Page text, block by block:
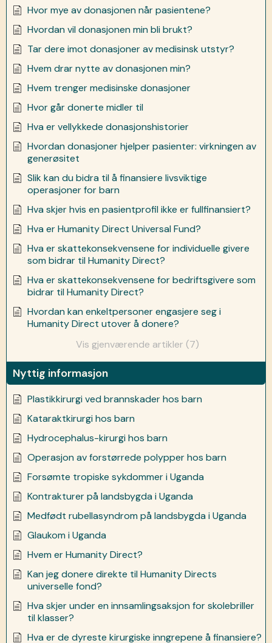
Hvor mye av donasjonen når pasientene?
Hvordan vil donasjonen min bli brukt?
Tar dere imot donasjoner av medisinsk utstyr?
Hvem drar nytte av donasjonen min?
Hvem trenger medisinske donasjoner
Hvor går donerte midler til
Hva er vellykkede donasjonshistorier
Hvordan donasjoner hjelper pasienter: virkningen av
generøsitet
Slik kan du bidra til å finansiere livsviktige
operasjoner for barn
Hva skjer hvis en pasientprofil ikke er fullfinansiert?
Hva er Humanity Direct Universal Fund?
Hva er skattekonsekvensene for individuelle givere
som bidrar til Humanity Direct?
Hva er skattekonsekvensene for bedriftsgivere som
bidrar til Humanity Direct?
Hvordan kan enkeltpersoner engasjere seg i
Humanity Direct utover å donere?
Vis gjenværende artikler (7)
Nyttig informasjon
Plastikkirurgi ved brannskader hos barn
Kataraktkirurgi hos barn
Hydrocephalus-kirurgi hos barn
Operasjon av forstørrede polypper hos barn
Forsømte tropiske sykdommer i Uganda
Kontrakturer på landsbygda i Uganda
Medfødt rubellasyndrom på landsbygda i Uganda
Glaukom i Uganda
Hvem er Humanity Direct?
Kan jeg donere direkte til Humanity Directs
universelle fond?
Hva skjer under en innsamlingsaksjon for skolebriller
til klasser?
Hva er de dyreste kirurgiske inngrepene å finansiere?